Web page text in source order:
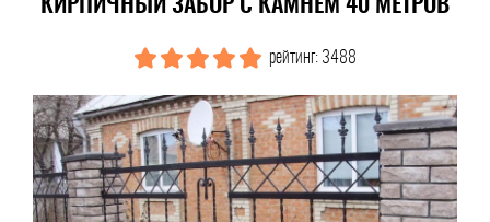
КИРПИЧНЫЙ ЗАБОР С КАМНЕМ 40 МЕТРОВ
рейтинг: 3488